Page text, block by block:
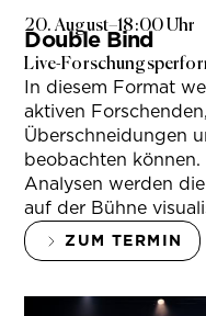
20. August–18:00 Uhr
Double Bind
Live-
In diesem Format
aktiven
Überschneidungen
beobachten
Analysen werden
auf der Bühne
ZUM TERMIN